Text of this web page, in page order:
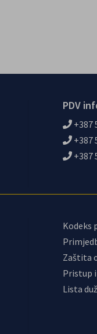
PDV
+387
+387
+387
Kodeks
Zaštita
Pristup
Lista